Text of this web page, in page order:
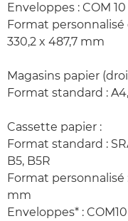
Enveloppes : COM 10
Format personnalisé
330,2 x 487,7 mm
Magasins papier
Format standard :
Cassette papier :
Format standard :
B5, B5R
Format personnalisé
mm
Enveloppes* :